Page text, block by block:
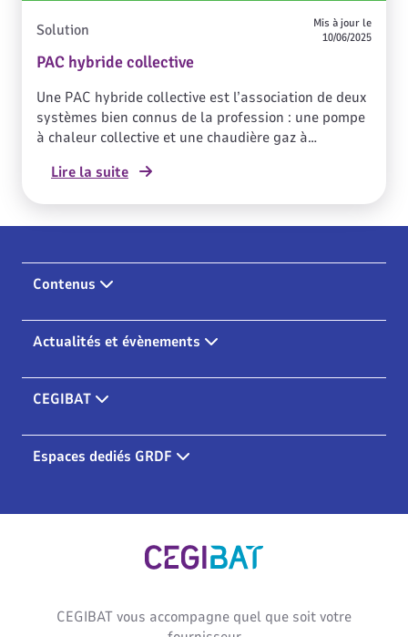
PAC hybride collective
Solution
Mis à jour le
10/06/2025
Une PAC hybride collective est l’association de deux
systèmes bien connus de la profession : une pompe
à chaleur collective et une chaudière gaz à
intelligente. Dans un contexte d’approvisionnement
réglementaires, en neuf comme en rénovation.
Lire la suite
Contenus
Actualités et évènements
CEGIBAT
Espaces dediés GRDF
Cegibat, accueil
CEGIBAT vous accompagne quel que soit votre